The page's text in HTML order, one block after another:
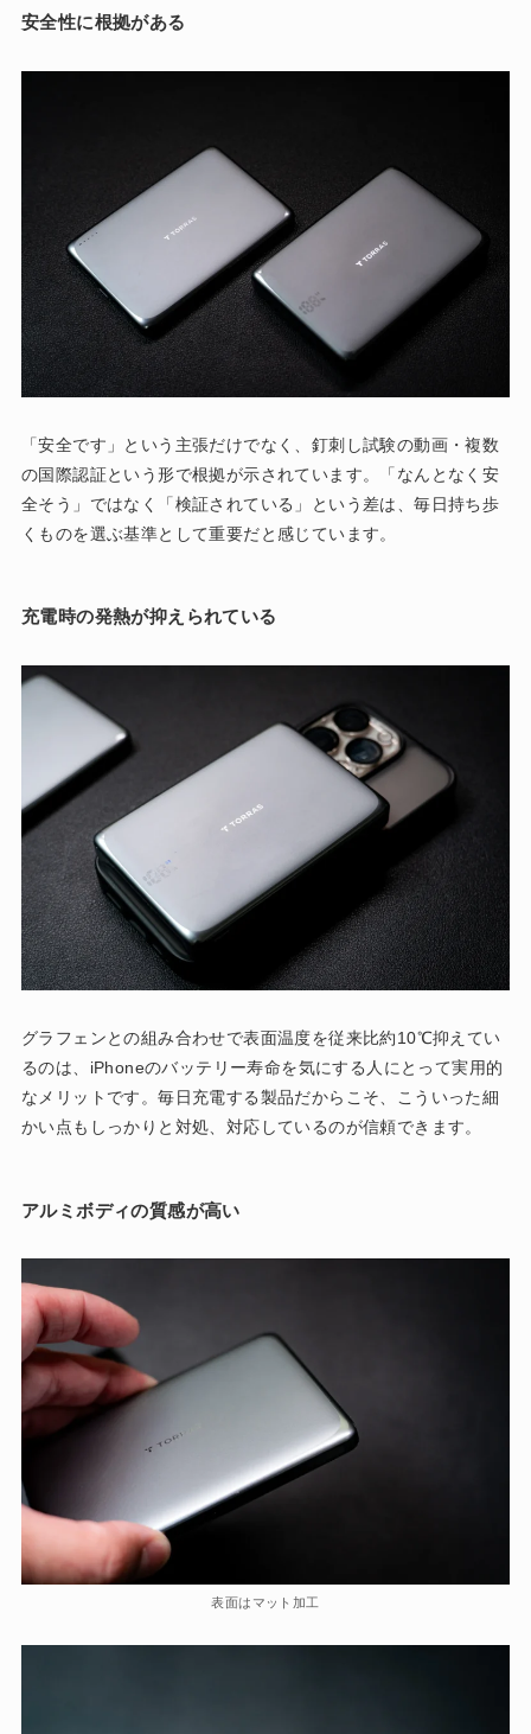
安全性に根拠がある
「安全です」という主張だけでなく、釘刺し試験の動画・複数
の国際認証という形で根拠が示されています。「なんとなく安
全そう」ではなく「検証されている」という差は、毎日持ち歩
くものを選ぶ基準として重要だと感じています。
充電時の発熱が抑えられている
グラフェンとの組み合わせで表面温度を従来比約10℃抑えてい
るのは、iPhoneのバッテリー寿命を気にする人にとって実用的
なメリットです。毎日充電する製品だからこそ、こういった細
かい点もしっかりと対処、対応しているのが信頼できます。
アルミボディの質感が高い
表面はマット加工